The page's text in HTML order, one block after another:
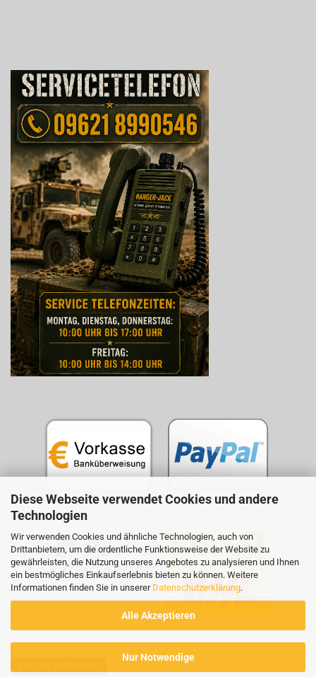
Diese Webseite verwendet Cookies und andere
Technologien
Wir verwenden Cookies und ähnliche Technologien, auch von
Drittanbietern, um die ordentliche Funktionsweise der Website zu
gewährleisten, die Nutzung unseres Angebotes zu analysieren und Ihnen
ein bestmögliches Einkaufserlebnis bieten zu können. Weitere
Informationen finden Sie in unserer Datenschutzerklärung.
Alle Akzeptieren
Nur Notwendige